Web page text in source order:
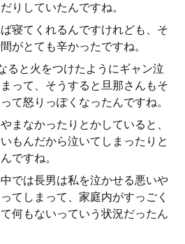
りしていたんですね。
寝てくれるんですけれども、そ
がとても辛かったですね。
ると火をつけたようにギャン泣
って、そうすると旦那さんもそ
て怒りっぽくなったんですね。
まなかったりとかしていると、
もんだから泣いてしまったりと
ですね。
では長男は私を泣かせる悪いや
てしまって、家庭内がすっごく
何もないっていう状況だったん